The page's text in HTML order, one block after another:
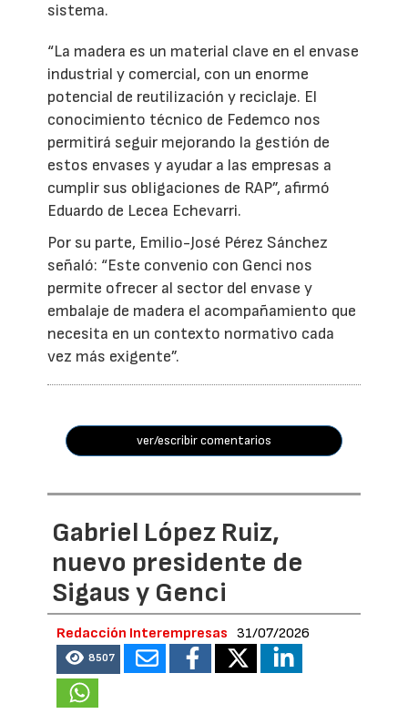
sistema.
“La madera es un material clave en el envase
industrial y comercial, con un enorme
potencial de reutilización y reciclaje. El
conocimiento técnico de Fedemco nos
permitirá seguir mejorando la gestión de
estos envases y ayudar a las empresas a
cumplir sus obligaciones de RAP”, afirmó
Eduardo de Lecea Echevarri.
Por su parte, Emilio-José Pérez Sánchez
señaló: “Este convenio con Genci nos
permite ofrecer al sector del envase y
embalaje de madera el acompañamiento que
necesita en un contexto normativo cada
vez más exigente”.
ver/escribir comentarios
Gabriel López Ruiz,
nuevo presidente de
Sigaus y Genci
Redacción Interempresas 31/07/2026
8507